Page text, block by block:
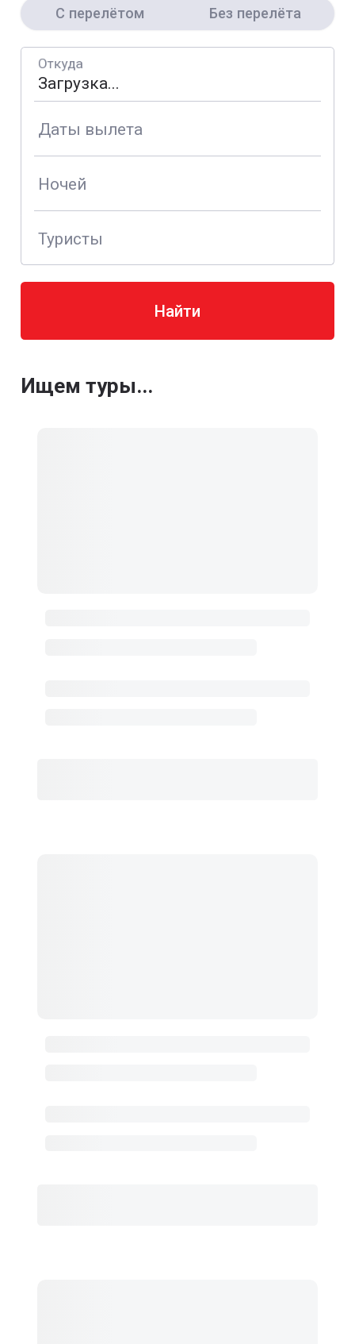
С перелётом Без перелёта
Откуда
Даты вылета
Ночей
Туристы
Найти
Ищем туры...